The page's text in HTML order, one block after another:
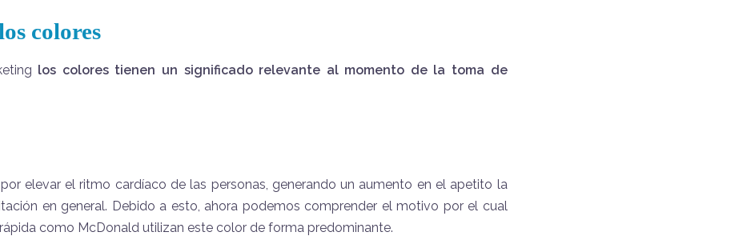
colores
los colores tienen un significado relevante al momento de la toma de
elevar el ritmo cardíaco de las personas, generando un aumento en el apetito la
en general. Debido a esto, ahora podemos comprender el motivo por el cual
como McDonald utilizan este color de forma predominante.